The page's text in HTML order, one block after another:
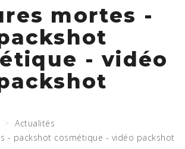
mortes -
- vidéo
Actualités
- packshot cosmétique - vidéo packshot